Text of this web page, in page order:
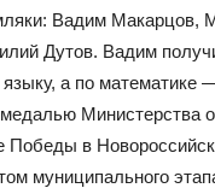
Вадим Макарцов,
Дутов. Вадим
а по математике
медалью Министерства
Победы в
муниципального